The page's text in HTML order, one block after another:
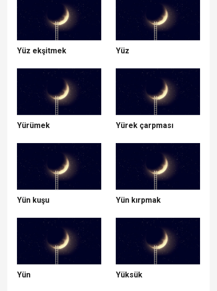
Yüz ekşitmek Yüz
Yürümek Yürek çarpması
Yün kuşu Yün kırpmak
Yün Yüksük